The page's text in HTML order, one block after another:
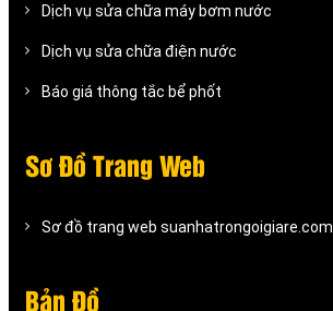
Dịch vụ sửa chữa máy bơm nước
Dịch vụ sửa chữa điện nước
Báo giá thông tắc bể phốt
Sơ Đồ Trang Web
Sơ đồ trang web suanhatrongoigiare.com
Bản Đồ